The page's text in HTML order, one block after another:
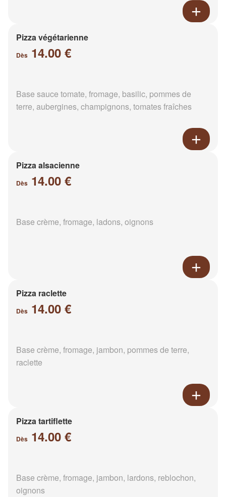
Pizza végétarienne
Dès 14.00 €
Base sauce tomate, fromage, basilic, pommes de
terre, aubergines, champignons, tomates fraîches
Pizza alsacienne
Dès 14.00 €
Base crème, fromage, ladons, oignons
Pizza raclette
Dès 14.00 €
Base crème, fromage, jambon, pommes de terre,
raclette
Pizza tartiflette
Dès 14.00 €
Base crème, fromage, jambon, lardons, reblochon,
oignons